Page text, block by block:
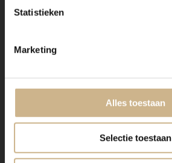
Statistieken
Marketing
Alles toestaan
Selectie toestaan